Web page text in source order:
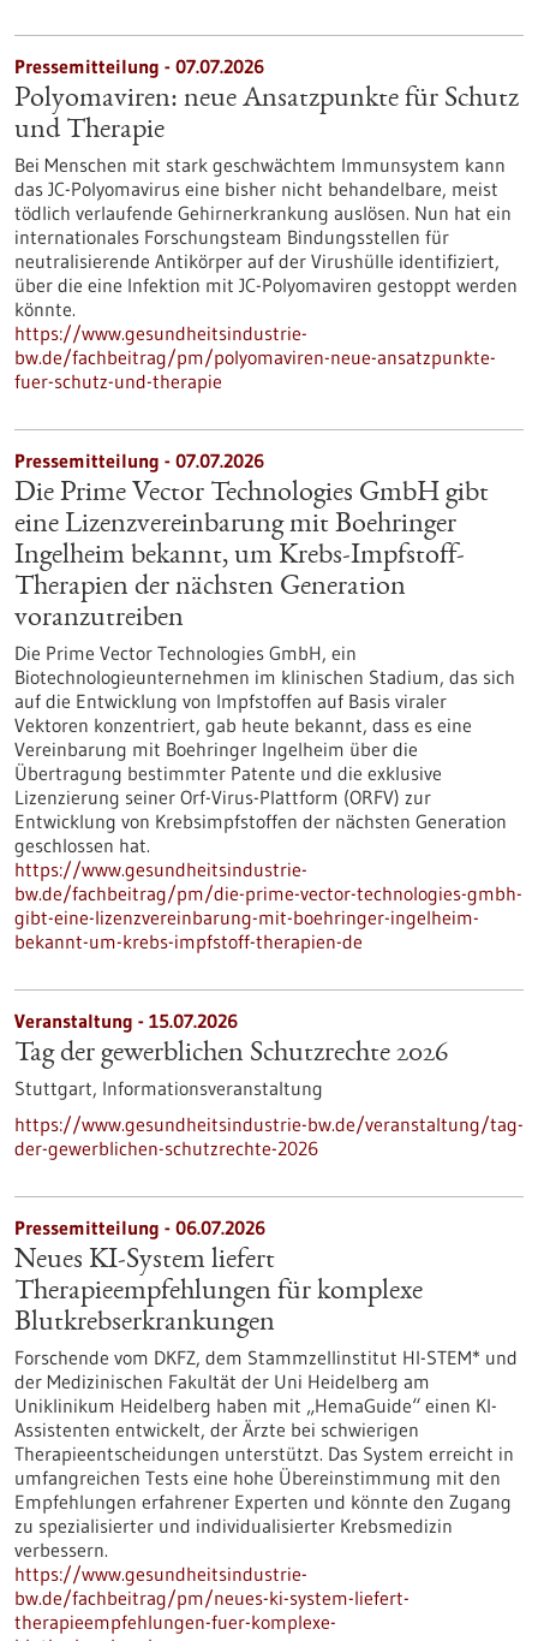
Pressemitteilung - 07.07.2026
Polyomaviren: neue Ansatzpunkte für Schutz
und Therapie
Bei Menschen mit stark geschwächtem Immunsystem kann
das JC-Polyomavirus eine bisher nicht behandelbare, meist
tödlich verlaufende Gehirnerkrankung auslösen. Nun hat ein
internationales Forschungsteam Bindungsstellen für
neutralisierende Antikörper auf der Virushülle identifiziert,
über die eine Infektion mit JC-Polyomaviren gestoppt werden
könnte.
https://www.gesundheitsindustrie-
bw.de/fachbeitrag/pm/polyomaviren-neue-ansatzpunkte-
fuer-schutz-und-therapie
Pressemitteilung - 07.07.2026
Die Prime Vector Technologies GmbH gibt
eine Lizenzvereinbarung mit Boehringer
Ingelheim bekannt, um Krebs-Impfstoff-
Therapien der nächsten Generation
voranzutreiben
Die Prime Vector Technologies GmbH, ein
Biotechnologieunternehmen im klinischen Stadium, das sich
auf die Entwicklung von Impfstoffen auf Basis viraler
Vektoren konzentriert, gab heute bekannt, dass es eine
Vereinbarung mit Boehringer Ingelheim über die
Übertragung bestimmter Patente und die exklusive
Lizenzierung seiner Orf-Virus-Plattform (ORFV) zur
Entwicklung von Krebsimpfstoffen der nächsten Generation
geschlossen hat.
https://www.gesundheitsindustrie-
bw.de/fachbeitrag/pm/die-prime-vector-technologies-gmbh-
gibt-eine-lizenzvereinbarung-mit-boehringer-ingelheim-
bekannt-um-krebs-impfstoff-therapien-de
Veranstaltung - 15.07.2026
Tag der gewerblichen Schutzrechte 2026
Stuttgart, Informationsveranstaltung
https://www.gesundheitsindustrie-bw.de/veranstaltung/tag-
der-gewerblichen-schutzrechte-2026
Pressemitteilung - 06.07.2026
Neues KI-System liefert
Therapieempfehlungen für komplexe
Blutkrebserkrankungen
Forschende vom DKFZ, dem Stammzellinstitut HI-STEM* und
der Medizinischen Fakultät der Uni Heidelberg am
Uniklinikum Heidelberg haben mit „HemaGuide“ einen KI-
Assistenten entwickelt, der Ärzte bei schwierigen
Therapieentscheidungen unterstützt. Das System erreicht in
umfangreichen Tests eine hohe Übereinstimmung mit den
Empfehlungen erfahrener Experten und könnte den Zugang
zu spezialisierter und individualisierter Krebsmedizin
verbessern.
https://www.gesundheitsindustrie-
bw.de/fachbeitrag/pm/neues-ki-system-liefert-
therapieempfehlungen-fuer-komplexe-